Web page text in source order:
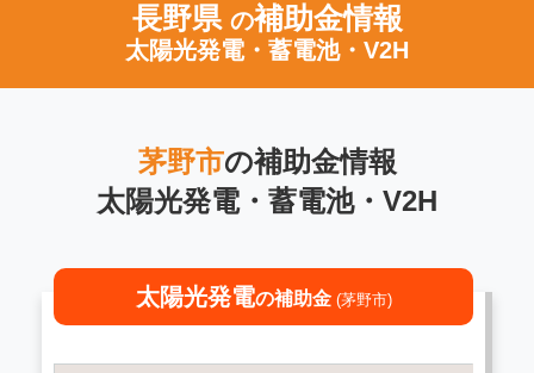
長野県 の補助金情報
太陽光発電・蓄電池・V2H
茅野市の補助金情報
太陽光発電・蓄電池・V2H
太陽光発電の補助金 (茅野市)